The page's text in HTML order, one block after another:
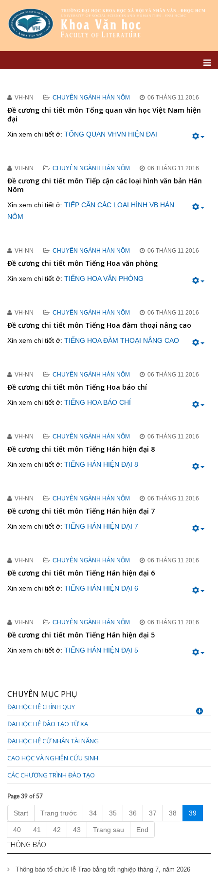
VH-NN CHUYÊN NGÀNH HÁN NÔM 06 THÁNG 11 2016
Đề cương chi tiết môn Tổng quan văn học Việt Nam hiện
đại
Xin xem chi tiết ở: TỔNG QUAN VHVN HIỆN ĐẠI
VH-NN CHUYÊN NGÀNH HÁN NÔM 06 THÁNG 11 2016
Đề cương chi tiết môn Tiếp cận các loại hình văn bản Hán
Nôm
Xin xem chi tiết ở: TIẾP CẬN CÁC LOẠI HÌNH VB HÁN
NÔM
VH-NN CHUYÊN NGÀNH HÁN NÔM 06 THÁNG 11 2016
Đề cương chi tiết môn Tiếng Hoa văn phòng
Xin xem chi tiết ở: TIẾNG HOA VĂN PHÒNG
VH-NN CHUYÊN NGÀNH HÁN NÔM 06 THÁNG 11 2016
Đề cương chi tiết môn Tiếng Hoa đàm thoại nâng cao
Xin xem chi tiết ở: TIẾNG HOA ĐÀM THOẠI NÂNG CAO
VH-NN CHUYÊN NGÀNH HÁN NÔM 06 THÁNG 11 2016
Đề cương chi tiết môn Tiếng Hoa báo chí
Xin xem chi tiết ở: TIẾNG HOA BÁO CHÍ
VH-NN CHUYÊN NGÀNH HÁN NÔM 06 THÁNG 11 2016
Đề cương chi tiết môn Tiếng Hán hiện đại 8
Xin xem chi tiết ở: TIẾNG HÁN HIỆN ĐẠI 8
VH-NN CHUYÊN NGÀNH HÁN NÔM 06 THÁNG 11 2016
Đề cương chi tiết môn Tiếng Hán hiện đại 7
Xin xem chi tiết ở: TIẾNG HÁN HIỆN ĐẠI 7
VH-NN CHUYÊN NGÀNH HÁN NÔM 06 THÁNG 11 2016
Đề cương chi tiết môn Tiếng Hán hiện đại 6
Xin xem chi tiết ở: TIẾNG HÁN HIỆN ĐẠI 6
VH-NN CHUYÊN NGÀNH HÁN NÔM 06 THÁNG 11 2016
Đề cương chi tiết môn Tiếng Hán hiện đại 5
Xin xem chi tiết ở: TIẾNG HÁN HIỆN ĐẠI 5
CHUYÊN MỤC PHỤ
ĐẠI HỌC HỆ CHÍNH QUY
ĐẠI HỌC HỆ ĐÀO TẠO TỪ XA
ĐẠI HỌC HỆ CỬ NHÂN TÀI NĂNG
CAO HỌC VÀ NGHIÊN CỨU SINH
CÁC CHƯƠNG TRÌNH ĐÀO TẠO
Page 39 of 57
Start Trang trước 34 35 36 37 38 39
40 41 42 43 Trang sau End
THÔNG BÁO
Thông báo tổ chức lễ Trao bằng tốt nghiệp tháng 7, năm 2026